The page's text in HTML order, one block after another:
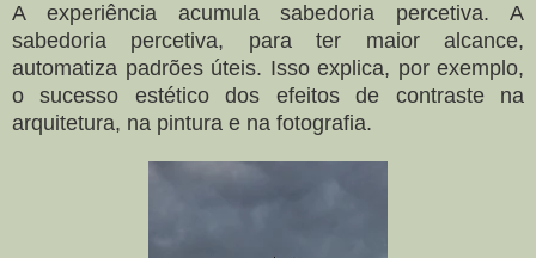
A experiência acumula sabedoria percetiva. A
sabedoria percetiva, para ter maior alcance,
automatiza padrões úteis. Isso explica, por exemplo,
o sucesso estético dos efeitos de contraste na
arquitetura, na pintura e na fotografia.